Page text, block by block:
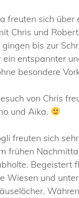
freuten sich über
Chris und
bis zur
entspannter
besondere
von Chris
und Aika.
freuten sich
frühen
Begeistert
Wiesen und